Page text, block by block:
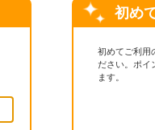
初め
初めてご利用
ださい。ポイ
ます。